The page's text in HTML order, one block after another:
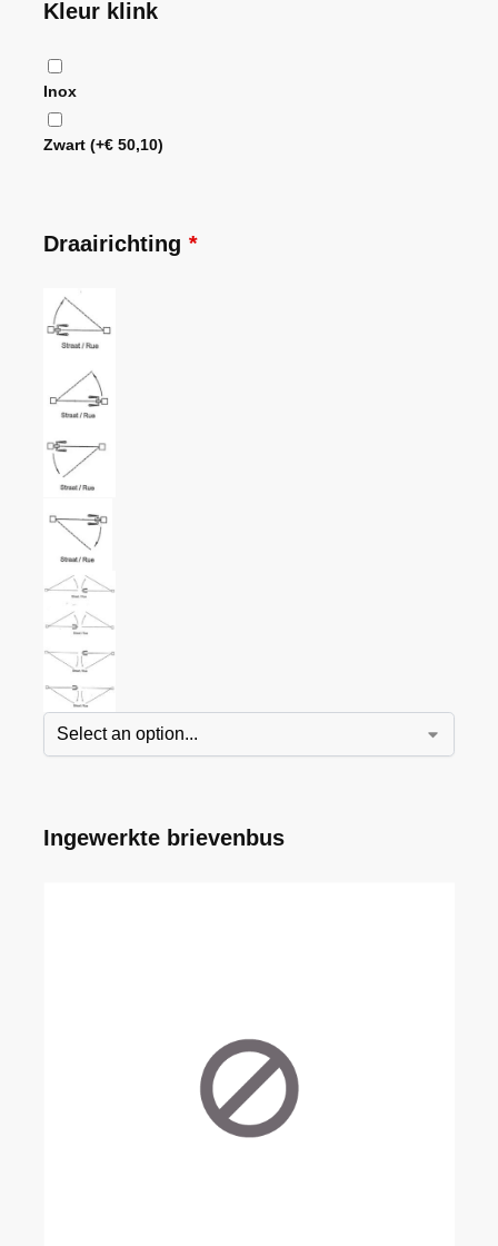
Kleur klink
Inox
Zwart(+€ 50,10)
Draairichting *
Ingewerkte brievenbus